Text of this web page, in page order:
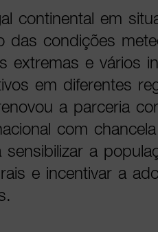
continental em
das condições
extremas e vários
em diferentes
a parceria
com
sensibilizar a
e incentivar a